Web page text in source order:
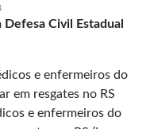
Defesa Civil Estadual
e enfermeiros do